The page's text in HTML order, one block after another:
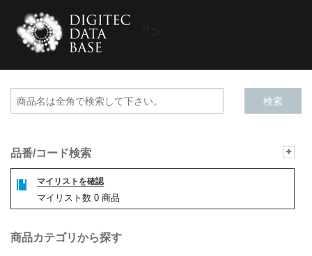
品番/コード検索
マイリストを確認
マイリスト数 0 商品
商品カテゴリから探す